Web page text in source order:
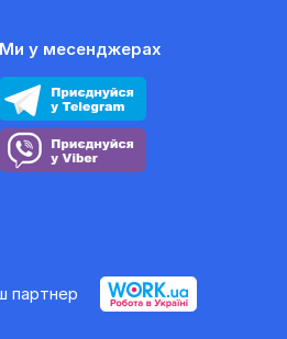
Ми у месенджерах
партнер